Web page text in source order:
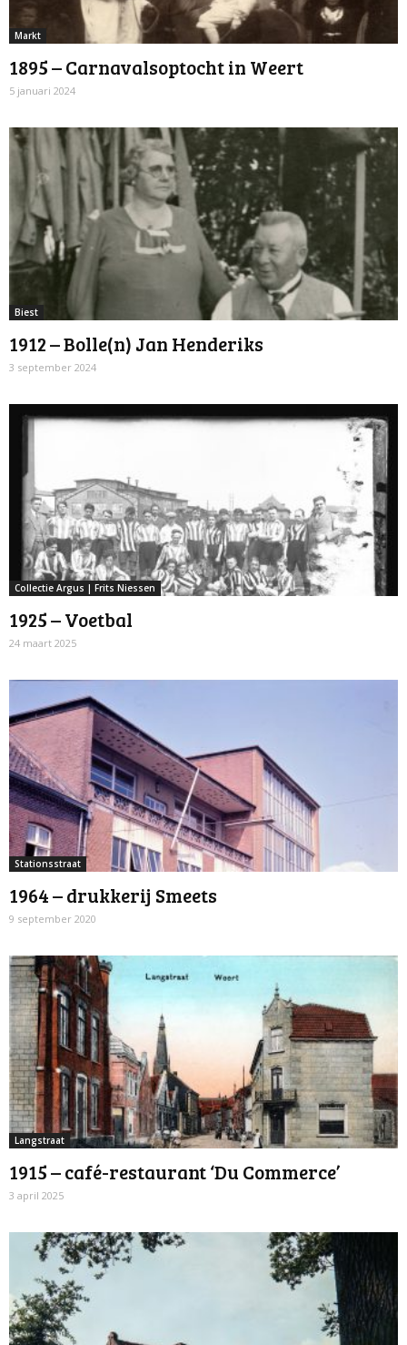
Markt
1895 – Carnavalsoptocht in Weert
5 januari 2024
Biest
1912 – Bolle(n) Jan Henderiks
3 september 2024
Collectie Argus | Frits Niessen
1925 – Voetbal
24 maart 2025
Stationsstraat
1964 – drukkerij Smeets
9 september 2020
Langstraat
1915 – café-restaurant ‘Du Commerce’
3 april 2025